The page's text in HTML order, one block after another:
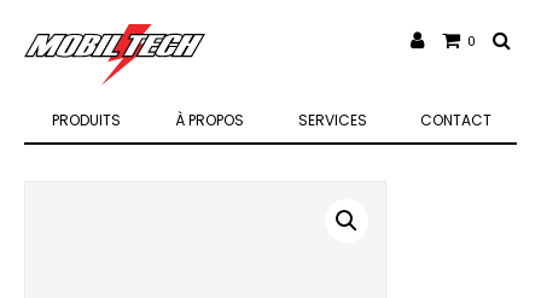
PRODUITS À PROPOS SERVICES CONTACT
0